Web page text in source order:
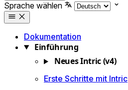
Sprache wählen
Dokumentation
Einführung
Neues Intric (v4)
Erste Schritte mit Intric